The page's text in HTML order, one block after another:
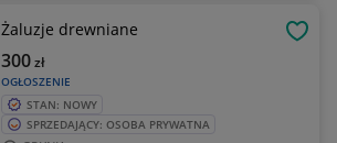
Żaluzje drewniane
OGŁOSZENIE
300zł
STAN: NOWY
SPRZEDAJĄCY: OSOBA PRYWATNA